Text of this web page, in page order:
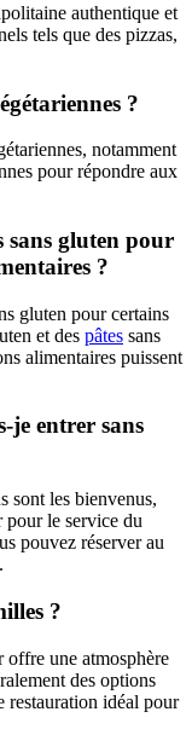
authentique et
tels que des pizzas,
?
notamment
pour répondre aux
sans gluten pour
?
gluten pour certains
et des pâtes sans
alimentaires puissent
je entrer sans
sont les bienvenus,
pour le service du
pouvez réserver au
.
?
offre une atmosphère
des options
restauration idéal pour